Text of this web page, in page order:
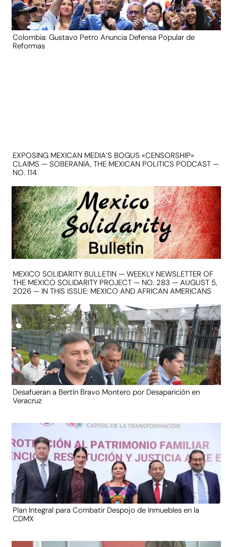
Colombia: Gustavo Petro Anuncia Defensa Popular de
Reformas
EXPOSING MEXICAN MEDIA’S BOGUS «CENSORSHIP»
CLAIMS — SOBERANIA, THE MEXICAN POLITICS PODCAST —
NO. 114
MEXICO SOLIDARITY BULLETIN — WEEKLY NEWSLETTER OF
THE MEXICO SOLIDARITY PROJECT — NO. 283 — AUGUST 5,
2026 — IN THIS ISSUE: MEXICO AND AFRICAN AMERICANS
Desafueran a Bertín Bravo Montero por Desaparición en
Veracruz
Plan Integral para Combatir Despojo de Inmuebles en la
CDMX